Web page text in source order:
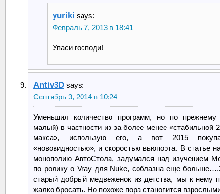
yuriki says:
Февраль 7, 2013 в 18:41
Упаси господи!
Antiv3D says:
Сентябрь 3, 2014 в 10:24
Уменьшил количество программ, но по прежнему
малый) в частности из за более менее «стабильной
макса», использую его, а вот 2015
«нововидностью», и скоростью вьюпорта. В статье
монополию АвтоСтола, задумался над изучением
по ролику о Vray для Nuke, соблазна еще
старый добрый медвеженок из детства, мы к нему
жалко бросать. Но похоже пора становится